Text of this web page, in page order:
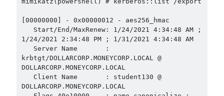
C# 3.0 C# 7.0
Constrained Delegation
constructor
dcsync
Enterprise Admins firebase
generic Interface john
John the Ripper kalıtım
[00000000] - 0x00000012 - aes256_hmac
1/24/2021 2:34:48 PM ; 1/31/2021 4:34:48 AM
krbtgt/DOLLARCORP.MONEYCORP.LOCAL @
DOLLARCORP.MONEYCORP.LOCAL
DOLLARCORP.MONEYCORP.LOCAL